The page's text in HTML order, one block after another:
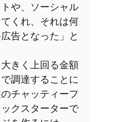
や、ソーシャル
くれ、それは何
告となった」と
きく上回る金額
調達することに
チャッティーフ
クスターターで